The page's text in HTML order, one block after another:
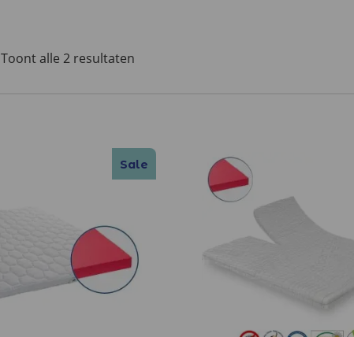
Toont alle 2 resultaten
Sale